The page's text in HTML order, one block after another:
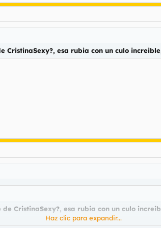
CristinaSexy?, esa rubia con un culo
CristinaSexy?, esa rubia con un culo
Haz clic para expandir...